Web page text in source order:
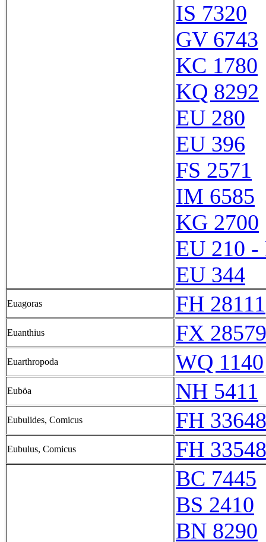
IS 7320
GV 6743
KC 1780
KQ 8292
EU 280
EU 396
FS 2571
IM 6585
KG 2700
EU 210 -
EU 344
Euagoras FH 28111
Euanthius FX
Euarthropoda WQ 1140
Euböa NH 5411
Eubulides, Comicus FH
Eubulus, Comicus
FH
BC 7445
BS 2410
BN 8290